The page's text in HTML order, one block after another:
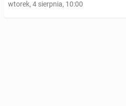
wtorek, 4 sierpnia, 10:00